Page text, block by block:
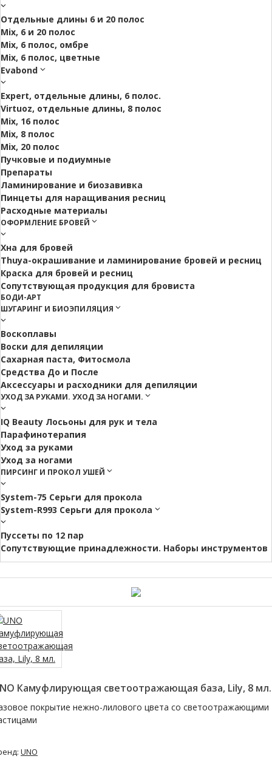
Отдельные длины 6 и 20 полос
Mix, 6 и 20 полос
Mix, 6 полос, омбре
Mix, 6 полос, цветные
Evabond
Expert, отдельные длины, 6 полос.
Virtuoz, отдельные длины, 8 полос
Mix, 16 полос
Mix, 8 полос
Mix, 20 полос
Пучковые и подиумные
Препараты
Ламинирование и биозавивка
Пинцеты для наращивания ресниц
Расходные материалы
ОФОРМЛЕНИЕ БРОВЕЙ
Хна для бровей
Thuya-окрашивание и ламинирование бровей и ресниц
Краска для бровей и ресниц
Сопутствующая продукция для бровиста
БОДИ-АРТ
ШУГАРИНГ И БИОЭПИЛЯЦИЯ
Воскоплавы
Воски для депиляции
Сахарная паста, Фитосмола
Средства До и После
Аксессуары и расходники для депиляции
УХОД ЗА РУКАМИ. УХОД ЗА НОГАМИ.
IQ Beauty Лосьоны для рук и тела
Парафинотерапия
Уход за руками
Уход за ногами
ПИРСИНГ И ПРОКОЛ УШЕЙ
System-75 Серьги для прокола
System-R993 Серьги для прокола
Пуссеты по 12 пар
Cопутствующие принадлежности. Наборы инструментов
Камуфлирующая светоотражающая база, Lily, 8 мл.
покрытие нежно-лилового цвета со светоотражающими
UNO